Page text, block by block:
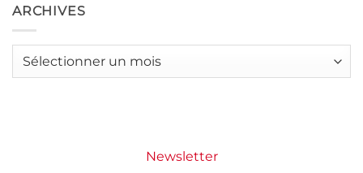
Grande
Motte
j’ai
créé
à
de
Le
matcha
boisson
qui
ARCHIVES
Archives
Newsletter